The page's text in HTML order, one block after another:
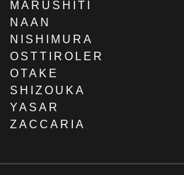
MARUSHITI
NAAN
NISHIMURA
OSTTIROLER
OTAKE
SHIZOUKA
YASAR
ZACCARIA